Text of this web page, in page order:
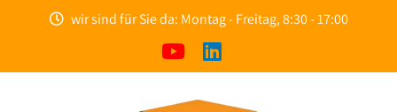
wir sind für Sie da: Montag - Freitag, 8:30 - 17:00